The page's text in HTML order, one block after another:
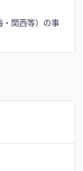
・関西等）の事